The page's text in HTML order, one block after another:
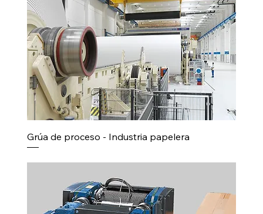
Grúa de proceso - Industria papelera